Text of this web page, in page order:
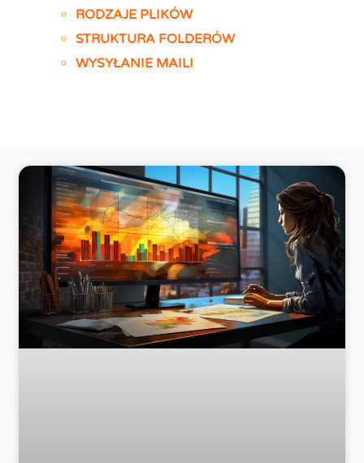
RODZAJE PLIKÓW
STRUKTURA FOLDERÓW
WYSYŁANIE MAILI